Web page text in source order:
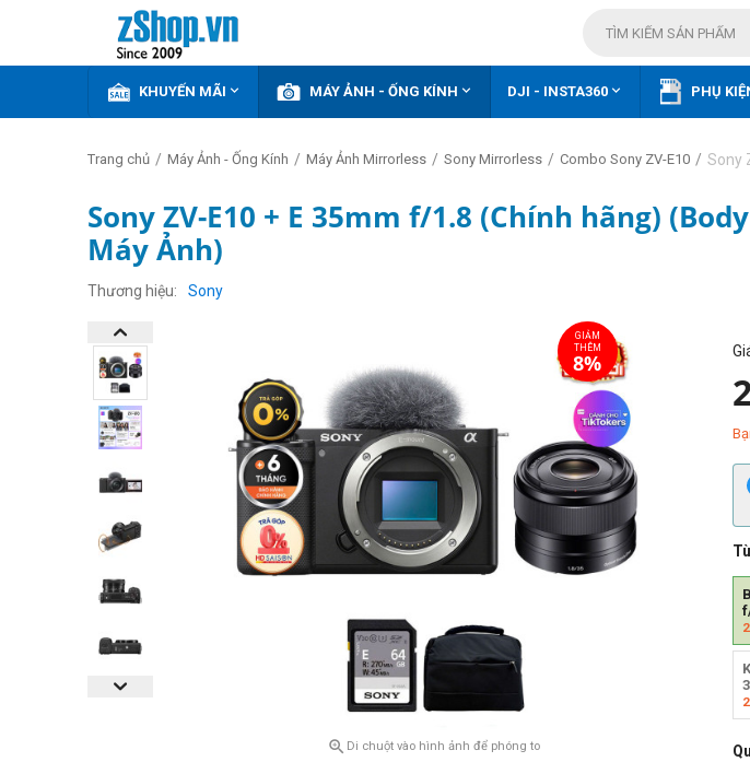
KHUYẾN MÃI  MÁY ẢNH - ỐNG KÍNH  DJI - INSTA360  PHỤ
Trang chủ / Máy Ảnh - Ống Kính / Máy Ảnh Mirrorless / Sony Mirrorless / Combo Sony ZV-E10 / Sony
Sony ZV-E10 + E 35mm f/1.8 (Chính hãng)
Máy Ảnh)
Thương hiệu Sony
 Di chuột vào hình ảnh để phóng to